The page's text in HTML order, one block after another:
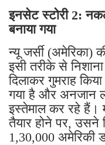
इनसेट स्टोरी 2:
बनाया गया
न्यू जर्सी (अमेरिका)
इसी तरीके से
दिलाकर गुमराह
गया है और अनजान
इस्तेमाल कर रहे हैं।
तैयार होने पर,
1,30,000 अमेरिकी